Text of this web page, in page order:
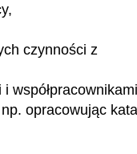
czynności z
opracowując